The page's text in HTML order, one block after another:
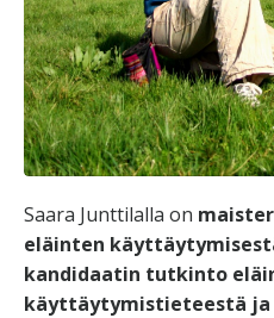
Saara Junttilalla on
eläinten
kandidaatin tutkinto
käyttäytymistieteestä ja